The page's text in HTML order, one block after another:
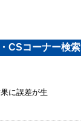
CSコーナー検索
に誤差が生